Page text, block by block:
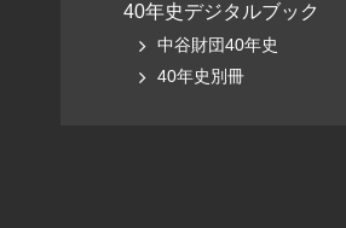
40年史デジタルブック
中谷財団40年史
40年史別冊